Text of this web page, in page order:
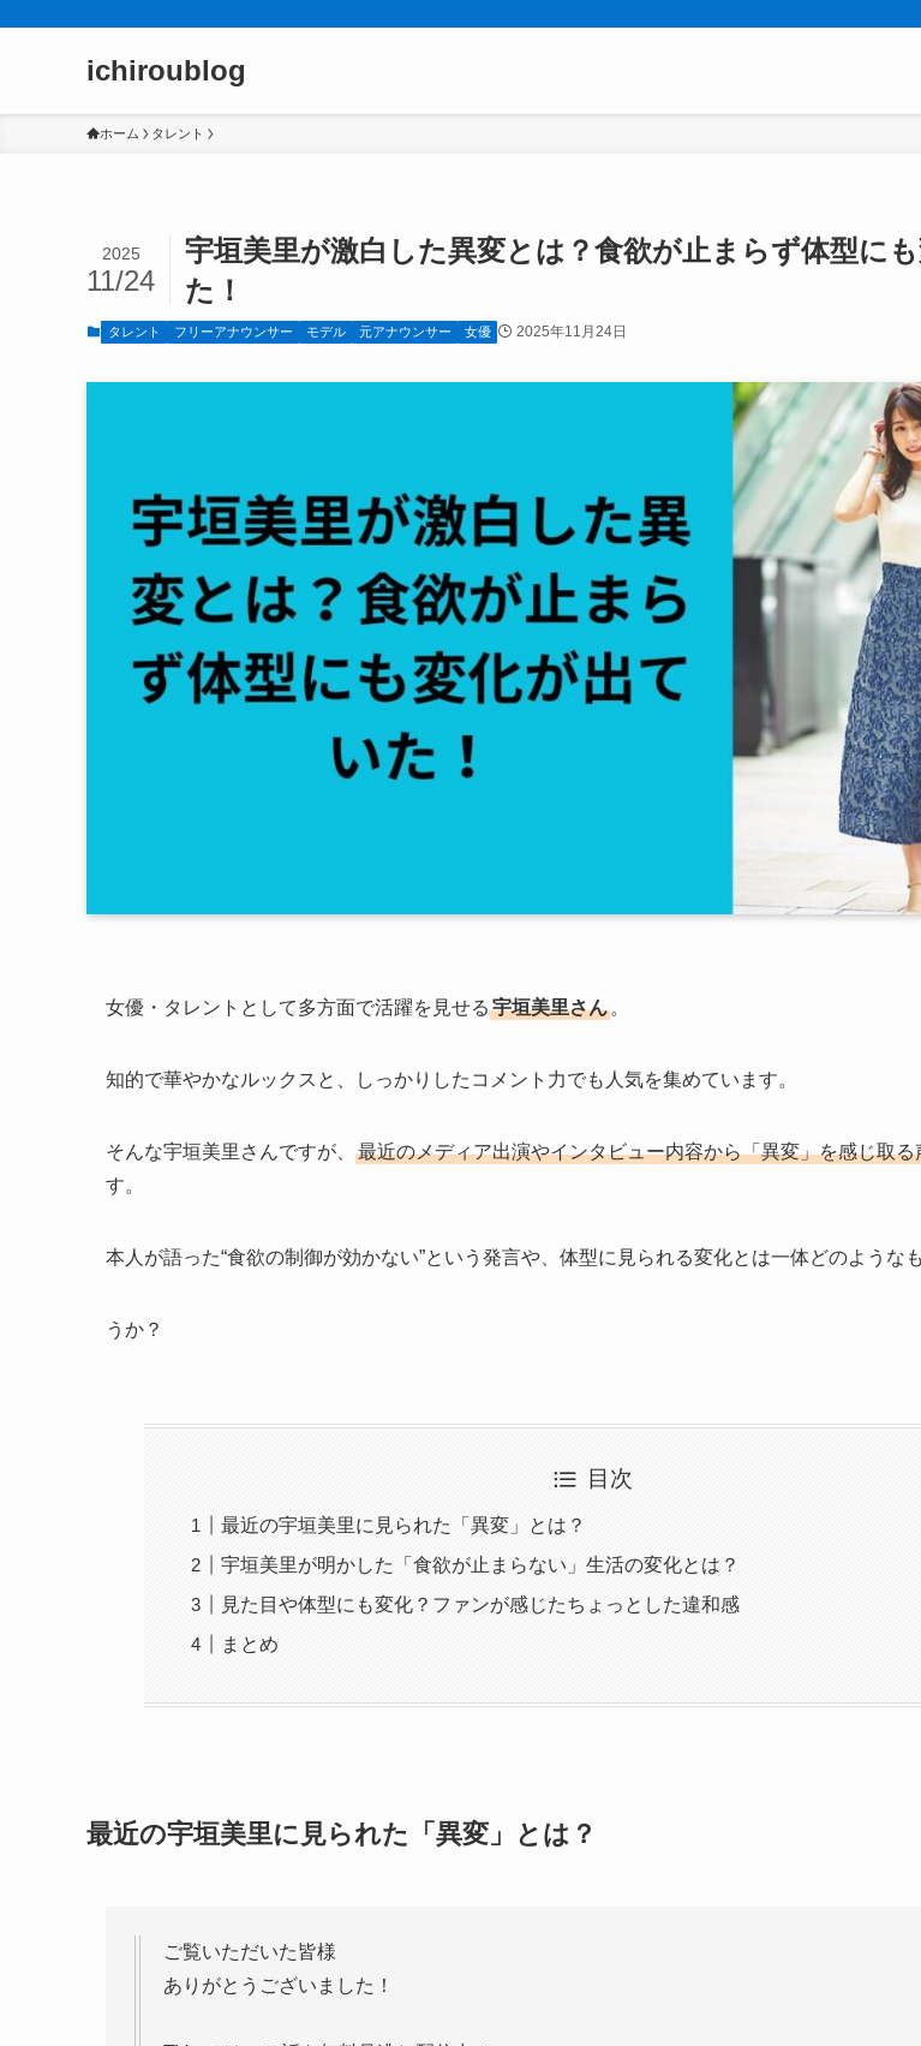
ichiroublog
ホーム タレント
宇垣美里が激白した異変とは？食欲が止まらず体型に
た！
2025
11/24
タレント フリーアナウンサー モデル 元アナウンサー 女優 2025年11月24日
女優・タレントとして多方面で活躍を見せる 宇垣美里さん。
知的で華やかなルックスと、しっかりしたコメント力でも人気を集めています。
そんな宇垣美里さんですが、 最近のメディア出演やインタビュー内容から「異変」を感じ取る
す。
本人が語った“食欲の制御が効かない”という発言や、体型に見られる変化とは一体どのような
うか？
目次
最近の宇垣美里に見られた「異変」とは？
宇垣美里が明かした「食欲が止まらない」生活の変化とは？
見た目や体型にも変化？ファンが感じたちょっとした違和感
まとめ
最近の宇垣美里に見られた「異変」とは？
ご覧いただいた皆様
ありがとうございました！